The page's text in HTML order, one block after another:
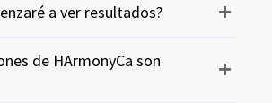
a ver resultados?
de HArmonyCa son